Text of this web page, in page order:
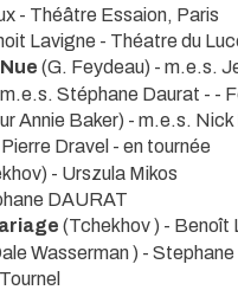
- Théâtre Essaion, Paris
Lavigne - Théatre du
(G. Feydeau) - m.e.s.
Stéphane Daurat - -
Annie Baker) - m.e.s.
Dravel - en tournée
- Urszula Mikos
DAURAT
(Tchekhov ) - Benoît
Wasserman ) -